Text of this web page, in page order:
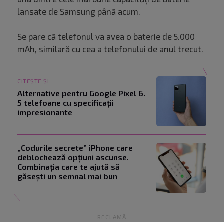
lansate de Samsung până acum.
Se pare că telefonul va avea o baterie de 5.000
mAh, similară cu cea a telefonului de anul trecut.
CITEȘTE ȘI
Alternative pentru Google Pixel 6.
5 telefoane cu specificații
impresionante
„Codurile secrete” iPhone care
deblochează opțiuni ascunse.
Combinația care te ajută să
găsești un semnal mai bun
RECLAMĂ